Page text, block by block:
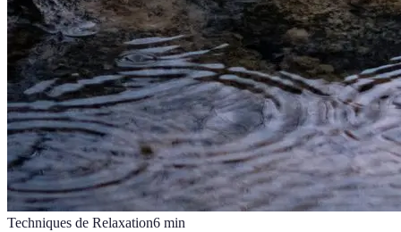
Techniques de Relaxation6 min